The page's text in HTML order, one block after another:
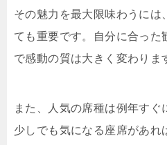
その魅力を最大限味わうには
ても重要です。自分に合った
で感動の質は大きく変わりま
また、人気の席種は例年すぐ
少しでも気になる座席があれ